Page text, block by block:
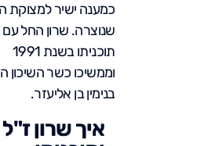
כמענה ישיר למצוקת
שנוצרה. שרון החל עם
תוכניתו בשנת 1991
וממשיכו כשר השיכון
בנימין בן אליעזר.
איך שרון ז"ל